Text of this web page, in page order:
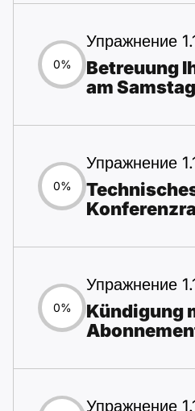
0%
Упражнение
Betreuung
am Samstag
0%
Упражнение
0%
Упражнение
Kündigung
Упражнение